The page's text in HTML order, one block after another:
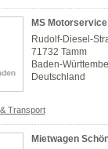
MS
Rudolf-Diesel-
71732 Tamm
Baden-
Deutschland
Transport
Mietwagen